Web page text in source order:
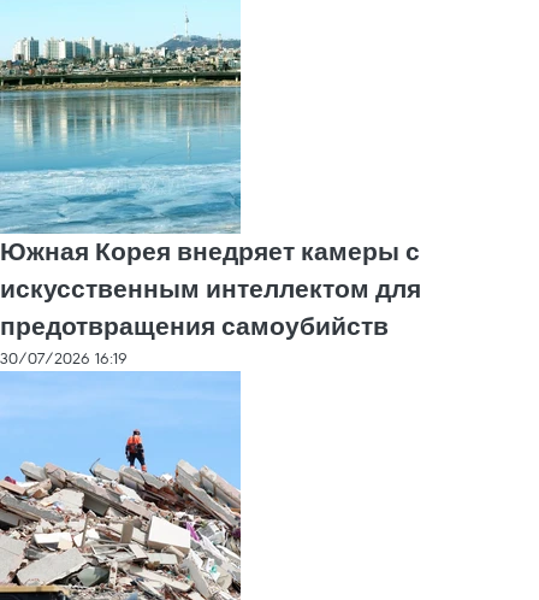
Южная Корея внедряет камеры с
искусственным интеллектом для
предотвращения самоубийств
30/07/2026 16:19